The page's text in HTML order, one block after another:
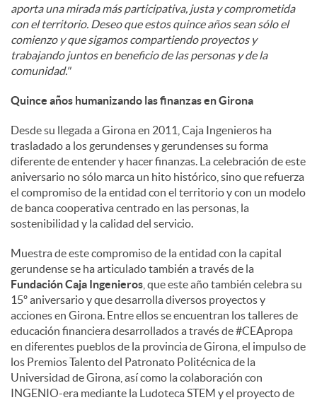
aporta una mirada más participativa, justa y comprometida
con el territorio. Deseo que estos quince años sean sólo el
comienzo y que sigamos compartiendo proyectos y
trabajando juntos en beneficio de las personas y de la
comunidad."
Quince años humanizando las finanzas en Girona
Desde su llegada a Girona en 2011, Caja Ingenieros ha
trasladado a los gerundenses y gerundenses su forma
diferente de entender y hacer finanzas. La celebración de este
aniversario no sólo marca un hito histórico, sino que refuerza
el compromiso de la entidad con el territorio y con un modelo
de banca cooperativa centrado en las personas, la
sostenibilidad y la calidad del servicio.
Muestra de este compromiso de la entidad con la capital
gerundense se ha articulado también a través de la
Fundación Caja Ingenieros , que este año también celebra su
15º aniversario y que desarrolla diversos proyectos y
acciones en Girona. Entre ellos se encuentran los talleres de
educación financiera desarrollados a través de #CEApropa
en diferentes pueblos de la provincia de Girona, el impulso de
los Premios Talento del Patronato Politécnica de la
Universidad de Girona, así como la colaboración con
INGENIO-era mediante la Ludoteca STEM y el proyecto de